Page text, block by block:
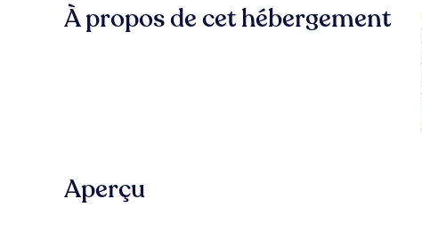
À propos de cet hébergement
Aperçu